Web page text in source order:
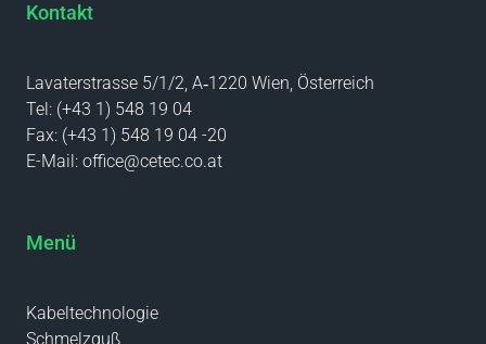
Kontakt
Lavaterstrasse 5/1/2, A‑1220 Wien, Österreich
Tel: (+43 1) 548 19 04
Fax: (+43 1) 548 19 04 -20
E-Mail: office@cetec.co.at
Menü
Kabeltechnologie
Schmelzguß